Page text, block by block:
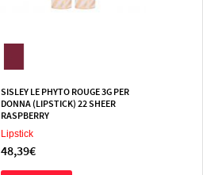
SISLEY LE PHYTO ROUGE 3G PER
DONNA (LIPSTICK) 22 SHEER
RASPBERRY
Lipstick
48,39€